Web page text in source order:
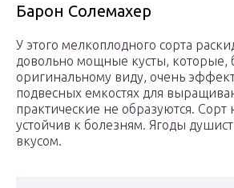
Барон Солемахер
У этого мелкоплодного сорта
довольно мощные кусты, которые,
оригинальному виду, очень
подвесных емкостях для
практические не образуются. Сорт
устойчив к болезням. Ягоды
вкусом.